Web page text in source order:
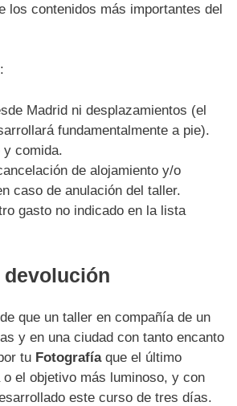
los contenidos más importantes del
Madrid ni desplazamientos (el
fundamentalmente a pie).
y comida.
de alojamiento y/o
caso de anulación del taller.
gasto no indicado en la lista
devolución
que un taller en compañía de un
y en una ciudad con tanto encanto
tu Fotografíaque el último
o el objetivo más luminoso, y con
este curso de tres días.